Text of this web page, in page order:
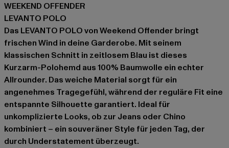
WEEKEND OFFENDER
LEVANTO POLO
Das LEVANTO POLO von Weekend Offender bringt
frischen Wind in deine Garderobe. Mit seinem
klassischen Schnitt in zeitlosem Blau ist dieses
Kurzarm-Polohemd aus 100% Baumwolle ein echter
Allrounder. Das weiche Material sorgt für ein
angenehmes Tragegefühl, während der reguläre Fit eine
entspannte Silhouette garantiert. Ideal für
unkomplizierte Looks, ob zur Jeans oder Chino
kombiniert – ein souveräner Style für jeden Tag, der
durch Understatement überzeugt.